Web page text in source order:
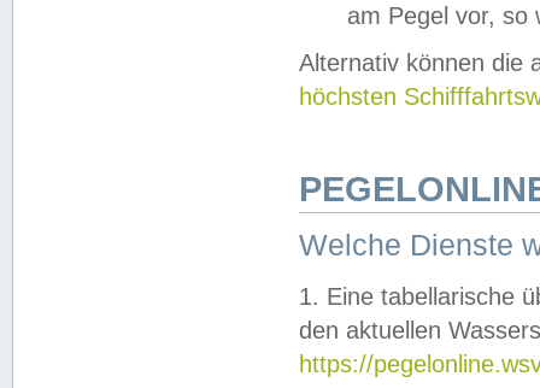
am Pegel vor,
Alternativ können die
höchsten
Welche Dienste
1. Eine tabellarische
den aktuellen
https://